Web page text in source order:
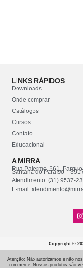
LINKS RÁPIDOS
Downloads
Onde comprar
Catálogos
Cursos
Contato
Educacional
A MIRRA
Rua Palermo, 661, Parque
Santana do Paraíso –
Atendimento: (31) 9537-
E-mail:
Copyright ©
Atenção: Não autorizamos e não
commerce. Nossos produtos são